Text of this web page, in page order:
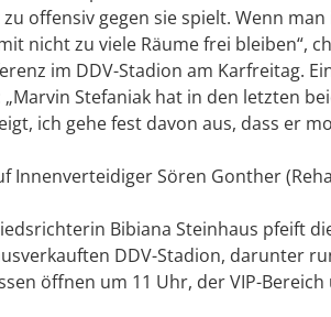
offensiv gegen sie spielt. Wenn
nicht zu viele Räume frei bleiben“,
im DDV-Stadion am Karfreitag.
„Marvin Stefaniak hat in den letzten
ich gehe fest davon aus, dass er
Innenverteidiger Sören Gonther
Bibiana Steinhaus pfeift
DDV-Stadion, darunter
öffnen um 11 Uhr, der VIP-Bereich